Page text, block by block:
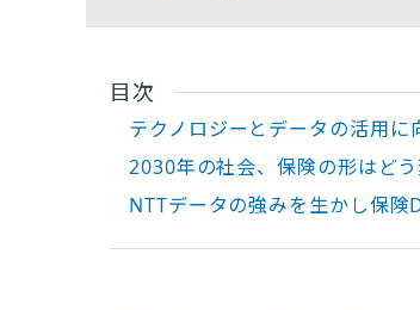
目次
テクノロジーとデータの活用に
2030年の社会、保険の形はど
NTTデータの強みを生かし保険